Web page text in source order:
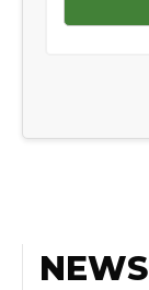
NEWS